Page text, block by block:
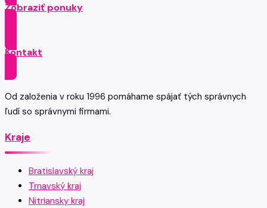
Zobraziť ponuky
Kontakt
Od založenia v roku 1996 pomáhame spájať tých správnych
ľudí so správnymi firmami.
Kraje
Bratislavský kraj
Trnavský kraj
Nitriansky kraj